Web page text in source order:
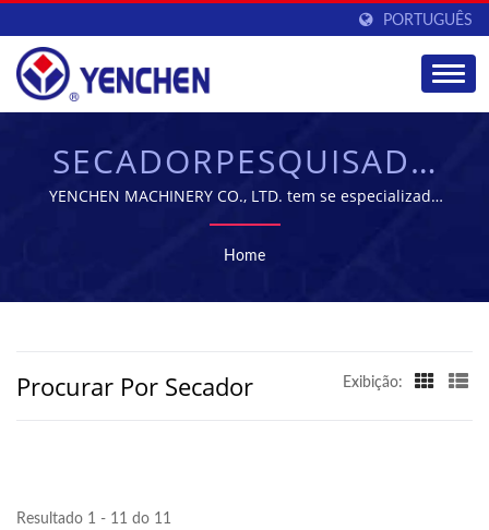
PORTUGUÊS
SECADORPESQUISADO
| FORNECEDOR DE
EQUIPAMENTOS PARA
FABRICAÇÃO
YENCHEN
YENCHEN MACHINERY CO., LTD. tem se especializado
na fabricação de Máquinas Farmacêuticas por 60 anos.
Home
Procurar Por Secador Exibição:
Resultado 1 - 11 do 11